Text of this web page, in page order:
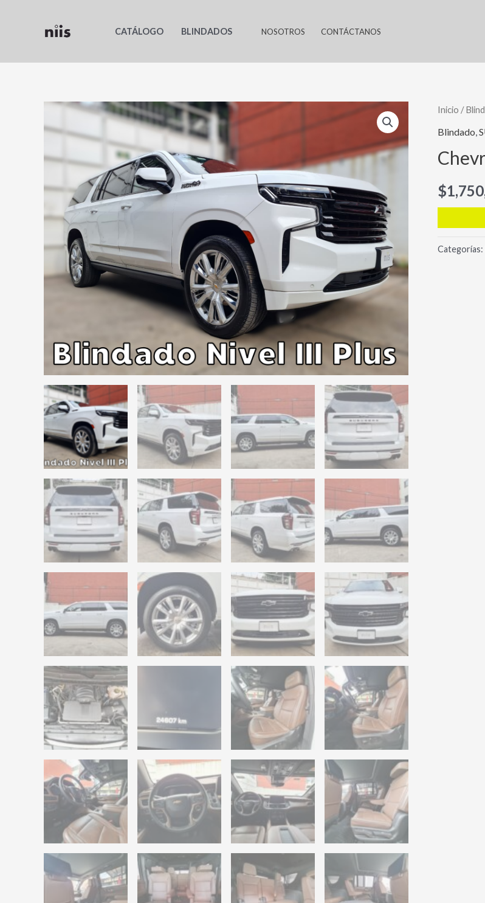
CATÁLOGO BLINDADOS NOSOTROS CONTÁCTANOS
Inicio /
Blindado
$
Categorías: